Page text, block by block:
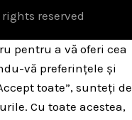
rights reserved
pentru a vă oferi cea
vă preferințele și
toate”, sunteți de
Cu toate acestea,